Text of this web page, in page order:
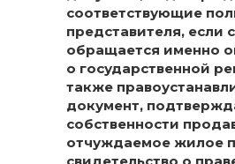
соответствующие
представителя, если
обращается именно
о государственной
также
документ,
собственности
отчуждаемое жилое